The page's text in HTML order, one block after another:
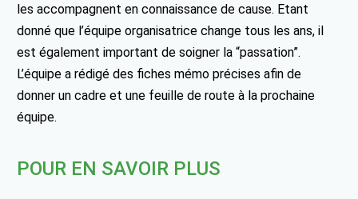
les accompagnent en connaissance de cause. Etant
donné que l’équipe organisatrice change tous les ans, il
est également important de soigner la “passation”.
L’équipe a rédigé des fiches mémo précises afin de
donner un cadre et une feuille de route à la prochaine
équipe.
POUR EN SAVOIR PLUS